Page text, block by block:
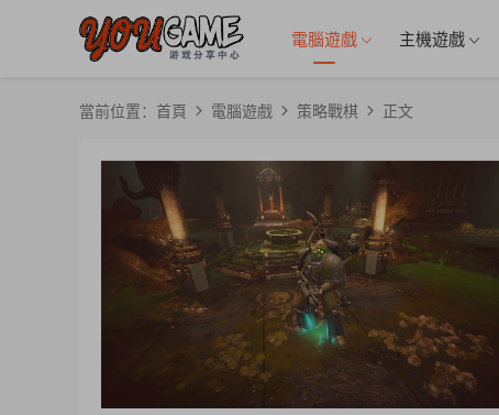
電腦遊戲 主機遊戲
當前位置： 首頁 電腦遊戲 策略戰棋 正文